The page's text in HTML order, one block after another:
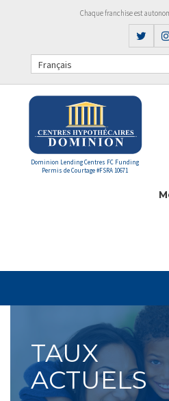
Chaque franchise est
Français
Dominion Lending Centres FC Funding
Permis de Courtage #FSRA 10671
TAUX
ACTUELS